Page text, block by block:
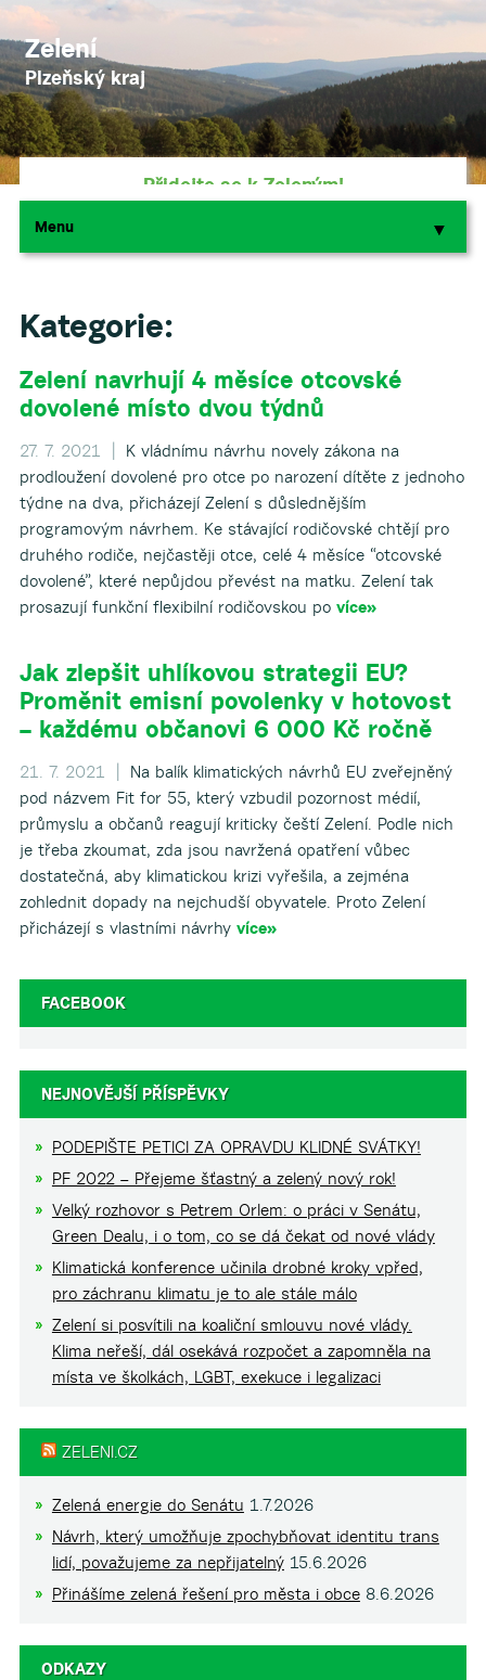
Zelení
Plzeňský kraj
Přidejte se k Zeleným!
Podpořte nás darem
Menu ▼
▼
Kategorie:
Zelení navrhují 4 měsíce otcovské
dovolené místo dvou týdnů
27. 7. 2021 |
K vládnímu návrhu novely zákona na
prodloužení dovolené pro otce po narození dítěte z jednoho
týdne na dva, přicházejí Zelení s důslednějším
programovým návrhem. Ke stávající rodičovské chtějí pro
druhého rodiče, nejčastěji otce, celé 4 měsíce “otcovské
dovolené”, které nepůjdou převést na matku. Zelení tak
prosazují funkční flexibilní rodičovskou po více»
Jak zlepšit uhlíkovou strategii EU?
Proměnit emisní povolenky v hotovost
– každému občanovi 6 000 Kč ročně
21. 7. 2021 |
Na balík klimatických návrhů EU zveřejněný
pod názvem Fit for 55, který vzbudil pozornost médií,
průmyslu a občanů reagují kriticky čeští Zelení. Podle nich
je třeba zkoumat, zda jsou navržená opatření vůbec
dostatečná, aby klimatickou krizi vyřešila, a zejména
zohlednit dopady na nejchudší obyvatele. Proto Zelení
přicházejí s vlastními návrhy více»
FACEBOOK
NEJNOVĚJŠÍ PŘÍSPĚVKY
PODEPIŠTE PETICI ZA OPRAVDU KLIDNÉ SVÁTKY!
PF 2022 – Přejeme šťastný a zelený nový rok!
Velký rozhovor s Petrem Orlem: o práci v Senátu,
Green Dealu, i o tom, co se dá čekat od nové vlády
Klimatická konference učinila drobné kroky vpřed,
pro záchranu klimatu je to ale stále málo
Zelení si posvítili na koaliční smlouvu nové vlády.
Klima neřeší, dál osekává rozpočet a zapomněla na
místa ve školkách, LGBT, exekuce i legalizaci
ZELENI.CZ
Zelená energie do Senátu 1.7.2026
Návrh, který umožňuje zpochybňovat identitu trans
lidí, považujeme za nepřijatelný 15.6.2026
Přinášíme zelená řešení pro města i obce 8.6.2026
ODKAZY